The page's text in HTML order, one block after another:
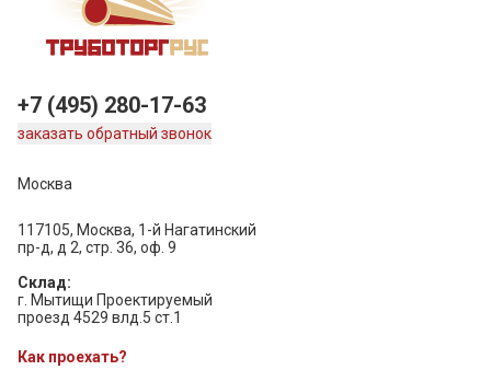
+7 (495) 280-17-63
заказать обратный звонок
Москва
117105, Москва, 1-й Нагатинский
пр-д, д 2, стр. 36, оф. 9
Склад:
г. Мытищи Проектируемый
проезд 4529 влд.5 ст.1
Как проехать?